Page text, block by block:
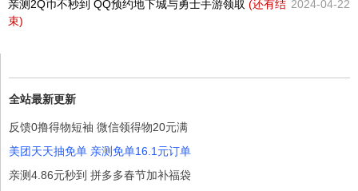
2024-04-22
亲测2Q币不秒到 QQ预约地下城与勇士手游领取 (还有结
束)
全站最新更新
反馈0撸得物短袖 微信领得物20元满
美团天天抽免单 亲测免单16.1元订单
亲测4.86元秒到 拼多多春节加补福袋